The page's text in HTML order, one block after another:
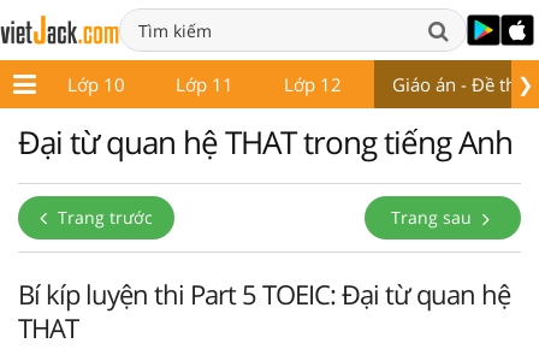
❯
9 Lớp 10 Lớp 11 Lớp 12 Giáo án - Đề thi
Đại từ quan hệ THAT trong tiếng Anh
Trang trước Trang sau
Bí kíp luyện thi Part 5 TOEIC: Đại từ quan hệ
THAT